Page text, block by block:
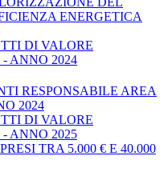
ENERGETICA
DI VALORE
- ANNO 2024
RESPONSABILE AREA
2024
DI VALORE
- ANNO 2025
TRA 5.000 € E 40.000